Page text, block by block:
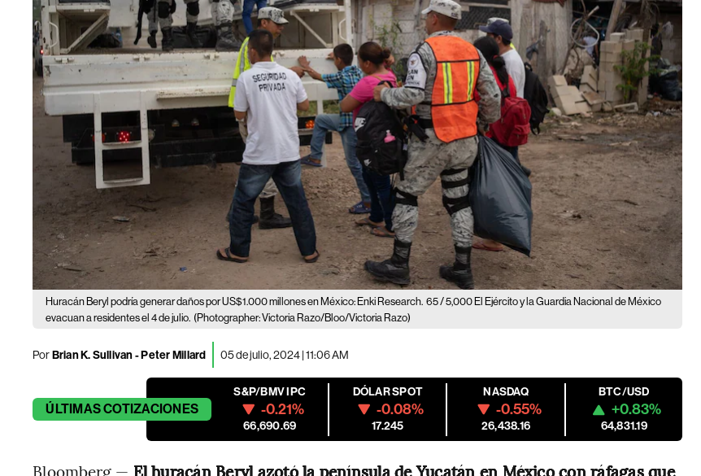
Huracán Beryl podría generar daños por US$1.000 millones en México: Enki Research. 65 / 5,000 El Ejército y la Guardia Nacional de México
evacuan a residentes el 4 de julio. (Photographer: Victoria Razo/Bloo/Victoria Razo)
PorBrian K. Sullivan - Peter Millard 05 de julio, 2024 | 11:06 AM
ÚLTIMASCOTIZACIONES
S&P/BMV IPC
-0.21%
66,690.69
DÓLAR SPOT
-0.08%
17.245
NASDAQ
-0.55%
26,438.16
BTC/USD
+0.83%
64,831.19
Bloomberg — El huracán Beryl azotó la península de Yucatán en México con ráfagas que